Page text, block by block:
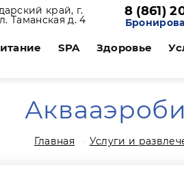
край, г.
Таманская д. 4
8 (861)
SPA Здоровье
Главная Услуги и